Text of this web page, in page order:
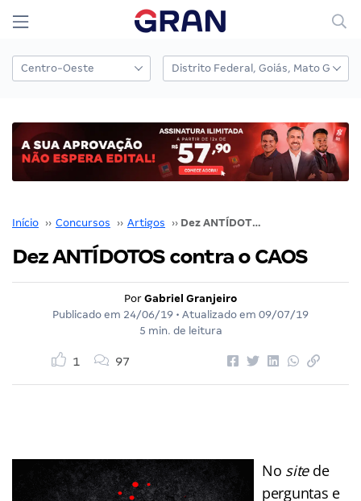
Início ›› Concursos ›› Artigos ›› Dez ANTÍDOTOS contra o CAOS
Dez ANTÍDOTOS contra o CAOS
Por Gabriel Granjeiro
Publicado em 24/06/19 • Atualizado em 09/07/19
5 min. de leitura
1 97
No sitede
perguntas e